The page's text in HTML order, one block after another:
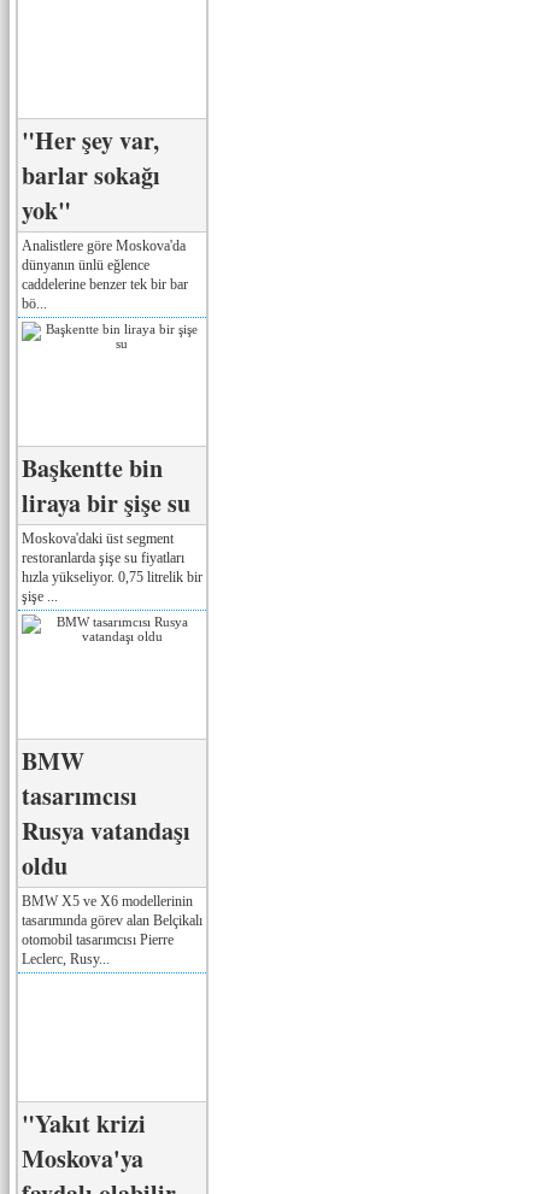
"Her şey var,
barlar sokağı
yok"
Analistlere göre Moskova'da
dünyanın ünlü eğlence
caddelerine benzer tek bir bar
bö...
Başkentte bin
liraya bir şişe su
Moskova'daki üst segment
restoranlarda şişe su fiyatları
hızla yükseliyor. 0,75 litrelik bir
şişe ...
BMW
tasarımcısı
Rusya vatandaşı
oldu
BMW X5 ve X6 modellerinin
tasarımında görev alan Belçikalı
otomobil tasarımcısı Pierre
Leclerc, Rusy...
"Yakıt krizi
Moskova'ya